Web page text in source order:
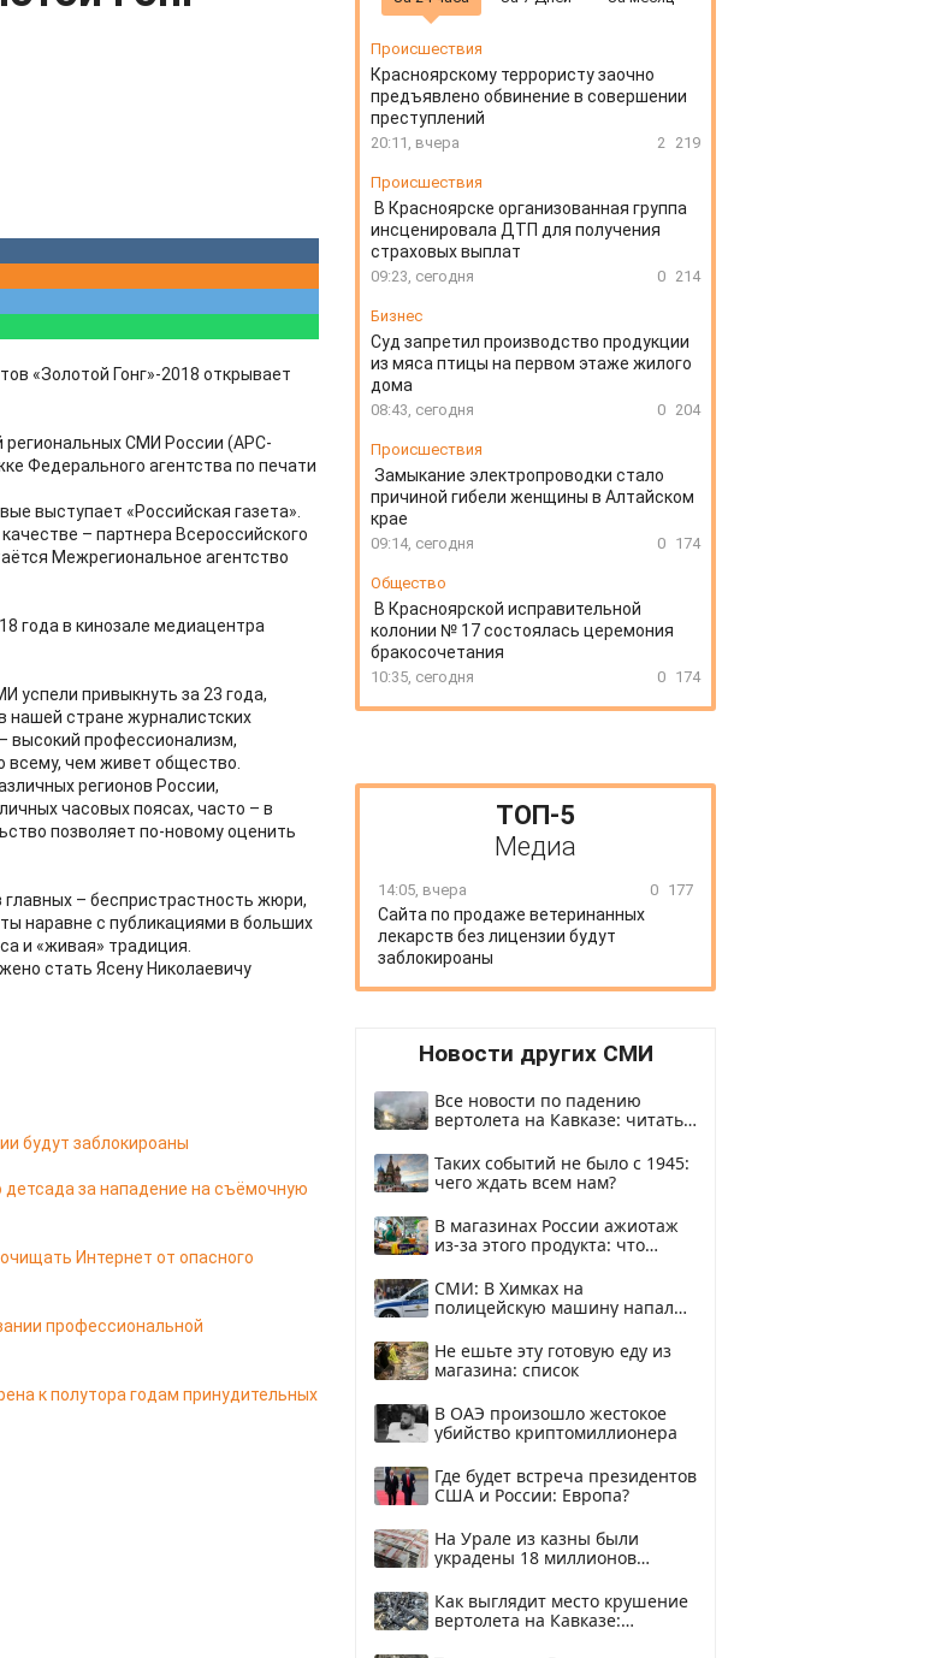
«Золотой Гонг»-2018 открывает
региональных СМИ России (АРС-
Федерального агентства по печати
выступает «Российская газета».
– партнера Всероссийского
Межрегиональное агентство
года в кинозале медиацентра
успели привыкнуть за 23 года,
нашей стране журналистских
высокий профессионализм,
всему, чем живет общество.
регионов России,
часовых поясах, часто – в
позволяет по-новому оценить
главных – беспристрастность жюри,
наравне с публикациями в больших
и «живая» традиция.
стать Ясену Николаевичу
будут заблокироаны
детсада за нападение на съёмочную
Интернет от опасного
профессиональной
к полутора годам принудительных
Происшествия
Красноярскому террористу заочно
предъявлено обвинение в совершении
преступлений
20:11, вчера 2 219
Происшествия
В Красноярске организованная группа
инсценировала ДТП для получения
страховых выплат
09:23, сегодня 0 214
Бизнес
Суд запретил производство продукции
из мяса птицы на первом этаже жилого
дома
08:43, сегодня 0 204
Происшествия
Замыкание электропроводки стало
причиной гибели женщины в Алтайском
крае
09:14, сегодня 0 174
Общество
В Красноярской исправительной
колонии № 17 состоялась церемония
бракосочетания
10:35, сегодня 0 174
ТОП-5
Медиа
14:05, вчера 0 177
Сайта по продаже ветеринанных
лекарств без лицензии будут
заблокироаны
Новости других СМИ
Все новости по падению
вертолета на Кавказе: читать
Таких событий не было с 1945:
чего ждать всем нам?
В магазинах России ажиотаж
из-за этого продукта: что
СМИ: В Химках на
полицейскую машину напали
Не ешьте эту готовую еду из
магазина: список
В ОАЭ произошло жестокое
убийство криптомиллионера
Где будет встреча президентов
США и России: Европа?
На Урале из казны были
украдены 18 миллионов
Как выглядит место крушение
вертолета на Кавказе: